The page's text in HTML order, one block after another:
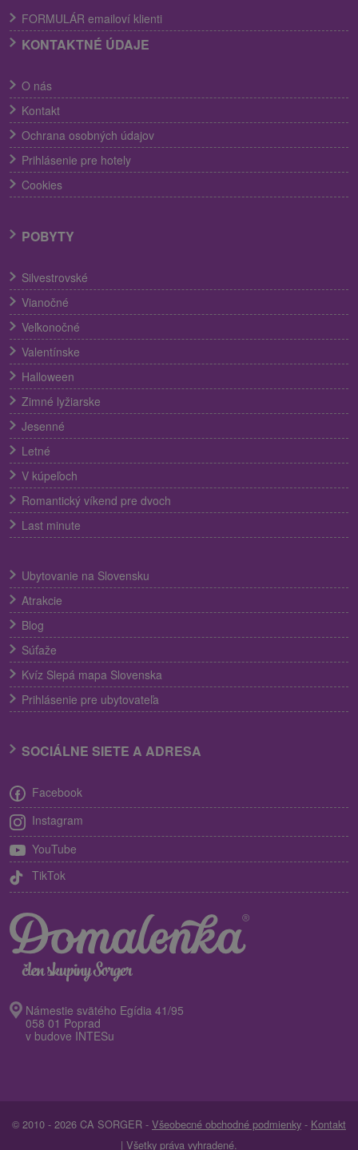
FORMULÁR emailoví klienti
KONTAKTNÉ ÚDAJE
O nás
Kontakt
Ochrana osobných údajov
Prihlásenie pre hotely
Cookies
POBYTY
Silvestrovské
Vianočné
Veľkonočné
Valentínske
Halloween
Zimné lyžiarske
Jesenné
Letné
V kúpeľoch
Romantický víkend pre dvoch
Last minute
Ubytovanie na Slovensku
Atrakcie
Blog
Súťaže
Kvíz Slepá mapa Slovenska
Prihlásenie pre ubytovateľa
SOCIÁLNE SIETE A ADRESA
Facebook
Instagram
YouTube
TikTok
Námestie svätého Egídia 41/95
058 01 Poprad
v budove INTESu
© 2010 - 2026 CA SORGER - Všeobecné obchodné podmienky - Kontakt
| Všetky práva vyhradené.